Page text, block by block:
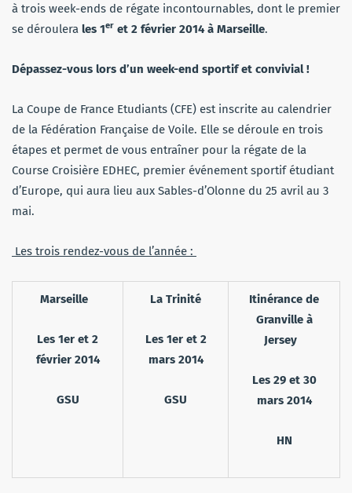
à trois week-ends de régate incontournables, dont le premier
se déroulera les 1er et 2 février 2014 à Marseille.
Dépassez-vous lors d’un week-end sportif et convivial !
La Coupe de France Etudiants (CFE) est inscrite au calendrier
de la Fédération Française de Voile. Elle se déroule en trois
étapes et permet de vous entraîner pour la régate de la
Course Croisière EDHEC, premier événement sportif étudiant
d’Europe, qui aura lieu aux Sables-d’Olonne du 25 avril au 3
mai.
Les trois rendez-vous de l’année :
Marseille
Les 1er et 2
février 2014
GSU
La Trinité
Les 1er et 2
mars 2014
GSU
Itinérance de
Granville à
Jersey
Les 29 et 30
mars 2014
HN